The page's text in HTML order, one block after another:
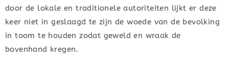
door de lokale en traditionele autoriteiten lijkt er deze
keer niet in geslaagd te zijn de woede van de bevolking
in toom te houden zodat geweld en wraak de
bovenhand kregen.